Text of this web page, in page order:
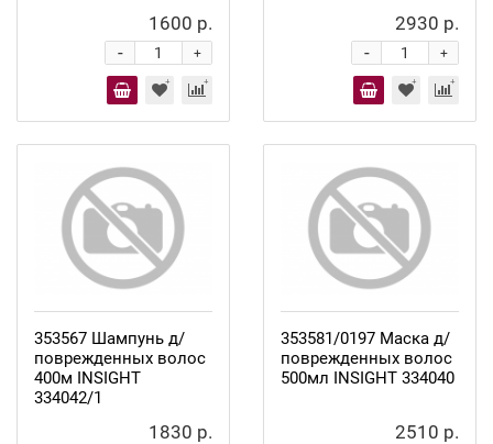
1600 р.
+
-
2930 р.
+
-
353567 Шампунь д/
поврежденных волос
400м INSIGHT
334042/1
1830 р.
353581/0197 Маска д/
поврежденных волос
500мл INSIGHT 334040
2510 р.